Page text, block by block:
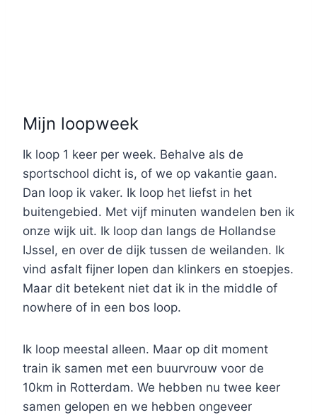
Mijn loopweek
Ik loop 1 keer per week. Behalve als de
sportschool dicht is, of we op vakantie gaan.
Dan loop ik vaker. Ik loop het liefst in het
buitengebied. Met vijf minuten wandelen ben ik
onze wijk uit. Ik loop dan langs de Hollandse
IJssel, en over de dijk tussen de weilanden. Ik
vind asfalt fijner lopen dan klinkers en stoepjes.
Maar dit betekent niet dat ik in the middle of
nowhere of in een bos loop.
Ik loop meestal alleen. Maar op dit moment
train ik samen met een buurvrouw voor de
10km in Rotterdam. We hebben nu twee keer
samen gelopen en we hebben ongeveer